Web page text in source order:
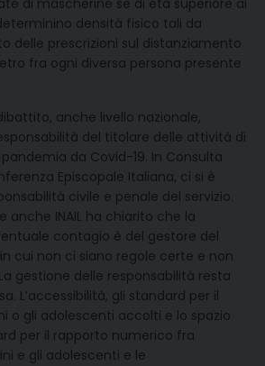
di mascherine se di età superiore ai
densità fisico tali da
delle prescrizioni sul distanziamento
fra ogni diversa persona presente
anche livello nazionale,
del titolare delle attività di
da Covid-19. In Consulta
Episcopale Italiana, ci si è
civile e penale del servizio.
anche INAIL ha chiarito che la
contagio è del gestore del
cui non ci siano regole certe e non
gestione delle responsabilità resta
L’accessibilità, gli standard per il
o gli adolescenti accolti e lo spazio
per il rapporto numerico fra
e gli adolescenti e le